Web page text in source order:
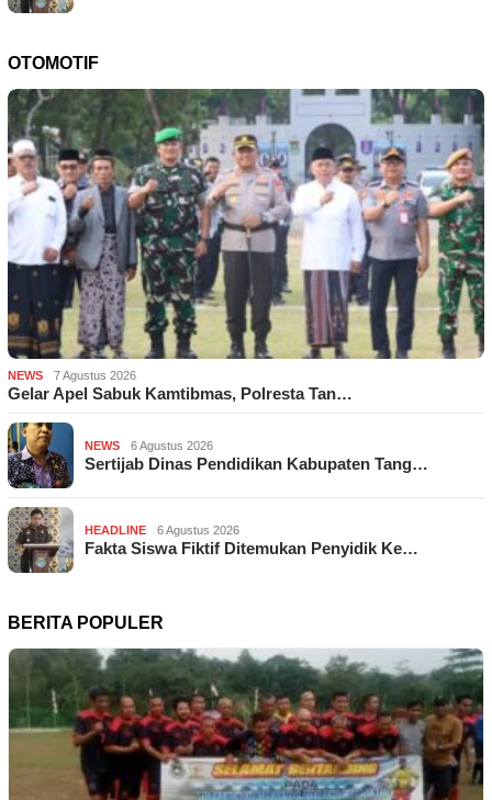
OTOMOTIF
NEWS 7 Agustus 2026
Gelar Apel Sabuk Kamtibmas, Polresta Tan…
NEWS 6 Agustus 2026
Sertijab Dinas Pendidikan Kabupaten Tang…
HEADLINE 6 Agustus 2026
Fakta Siswa Fiktif Ditemukan Penyidik Ke…
BERITA POPULER